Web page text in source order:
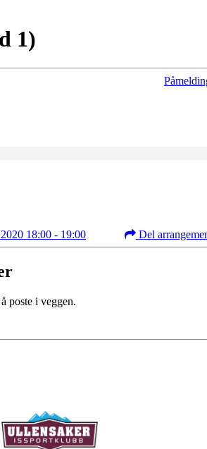
1)
18:00 - 19:00 Del
poste i veggen.